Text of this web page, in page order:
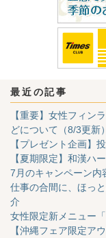
最近の記事
【重要】女性フィン
どについて（8/3更新）
【プレゼント企画】
【夏期限定】和漢ハ
7月のキャンペーン
仕事の合間に、ほっ
介
女性限定新メニュー
【沖縄フェア限定ア